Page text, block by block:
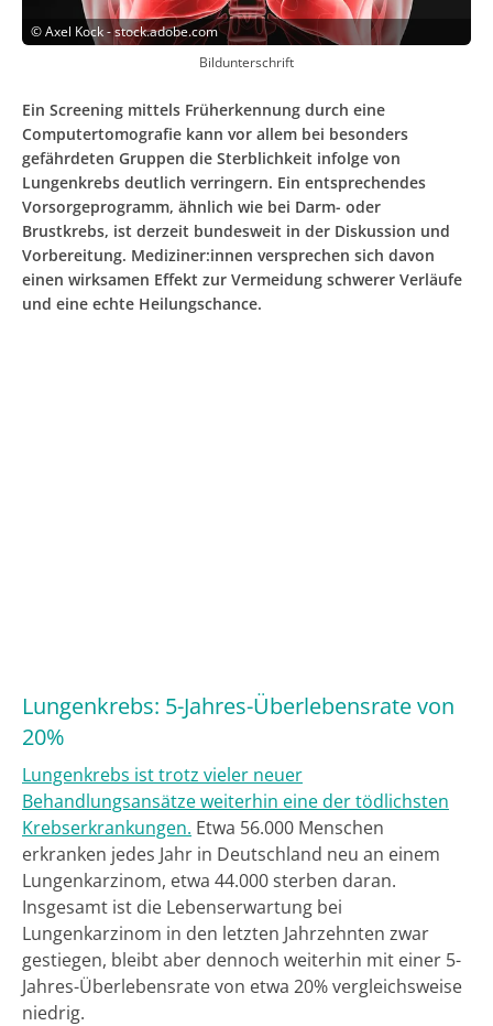
©Axel Kock - stock.adobe.com
Bildunterschrift
Ein Screening mittels Früherkennung durch eine
Computertomografie kann vor allem bei besonders
gefährdeten Gruppen die Sterblichkeit infolge von
Lungenkrebs deutlich verringern. Ein entsprechendes
Vorsorgeprogramm, ähnlich wie bei Darm- oder
Brustkrebs, ist derzeit bundesweit in der Diskussion und
Vorbereitung. Mediziner:innen versprechen sich davon
einen wirksamen Effekt zur Vermeidung schwerer Verläufe
und eine echte Heilungschance.
Lungenkrebs: 5-Jahres-Überlebensrate von
20%
Lungenkrebs ist trotz vieler neuer
Behandlungsansätze weiterhin eine der tödlichsten
Krebserkrankungen. Etwa 56.000 Menschen
erkranken jedes Jahr in Deutschland neu an einem
Lungenkarzinom, etwa 44.000 sterben daran.
Insgesamt ist die Lebenserwartung bei
Lungenkarzinom in den letzten Jahrzehnten zwar
gestiegen, bleibt aber dennoch weiterhin mit einer 5-
Jahres-Überlebensrate von etwa 20% vergleichsweise
niedrig.